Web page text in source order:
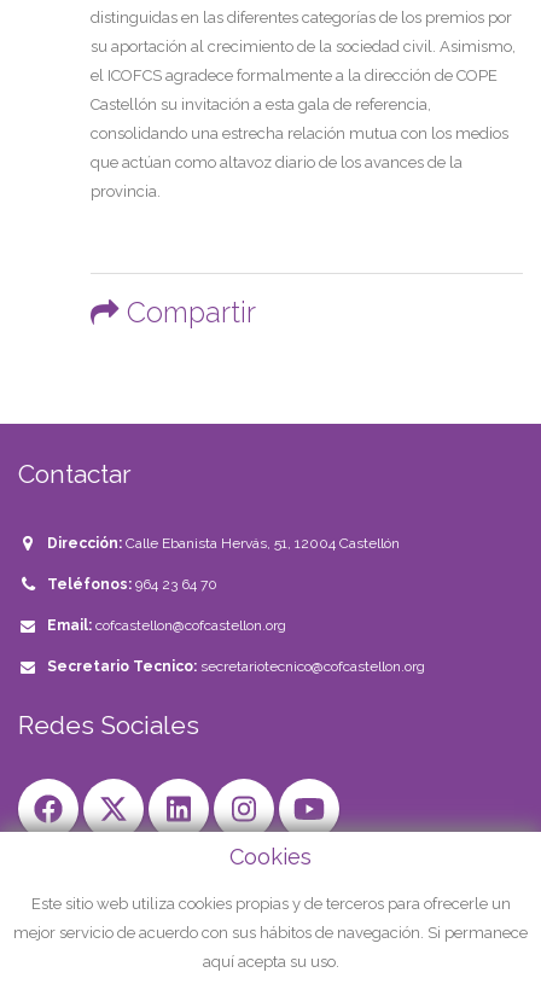
Cookies
Este sitio web utiliza cookies propias y de terceros para ofrecerle un
mejor servicio de acuerdo con sus hábitos de navegación. Si permanece
aquí acepta su uso.
distinguidas en las diferentes categorías de los premios por
su aportación al crecimiento de la sociedad civil. Asimismo,
el ICOFCS agradece formalmente a la dirección de COPE
Castellón su invitación a esta gala de referencia,
consolidando una estrecha relación mutua con los medios
que actúan como altavoz diario de los avances de la
provincia.
Compartir
Contactar
Dirección: Calle Ebanista Hervás, 51, 12004 Castellón
Teléfonos: 964 23 64 70
Email: cofcastellon@cofcastellon.org
Secretario Tecnico: secretariotecnico@cofcastellon.org
Redes Sociales
Aviso Legal
Politica de Privacidad
Declaraciones Veri*Factu